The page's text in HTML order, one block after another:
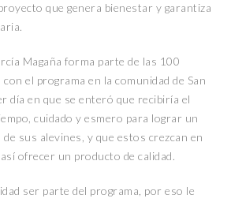
que genera bienestar y garantiza
Magaña forma parte de las 100
el programa en la comunidad de San
día en que se enteró que recibiría el
cuidado y esmero para lograr un
sus alevines, y que estos crezcan en
ofrecer un producto de calidad.
ser parte del programa, por eso le